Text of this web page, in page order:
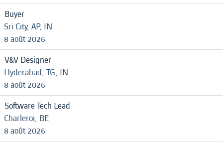
Buyer
Sri City, AP, IN
8 août 2026
V&V Designer
Hyderabad, TG, IN
8 août 2026
Software Tech Lead
Charleroi, BE
8 août 2026